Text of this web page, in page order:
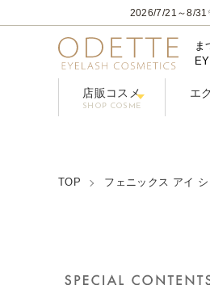
2026/7/21～8/31
ま
店販コスメ
SHOP COSME
エ
TOP フェニックス アイ